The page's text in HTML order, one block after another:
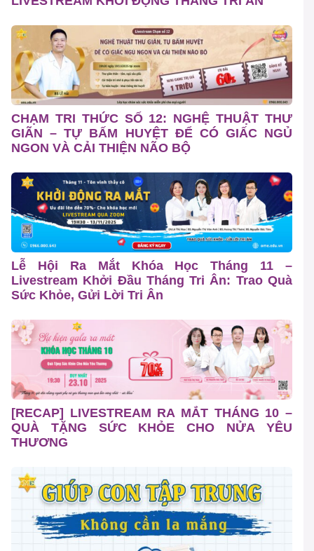
CHẠM TRI THỨC SỐ 12: NGHỆ THUẬT THƯ
GIÃN – TỰ BẤM HUYỆT ĐỂ CÓ GIẤC NGỦ
NGON VÀ CẢI THIỆN NÃO BỘ
Lễ Hội Ra Mắt Khóa Học Tháng 11 –
Livestream Khởi Đầu Tháng Tri Ân: Trao Quà
Sức Khỏe, Gửi Lời Tri Ân
[RECAP] LIVESTREAM RA MẮT THÁNG 10 –
QUÀ TẶNG SỨC KHỎE CHO NỬA YÊU
THƯƠNG